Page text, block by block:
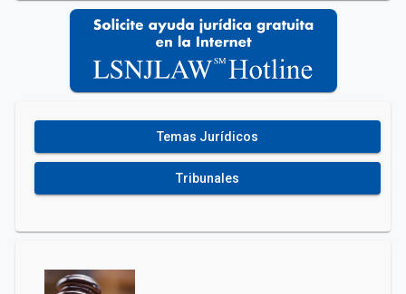
Temas Jurídicos
Tribunales